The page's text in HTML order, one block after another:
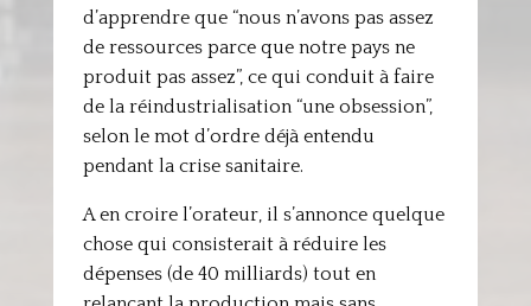
d’apprendre que “nous n’avons pas assez
de ressources parce que notre pays ne
produit pas assez”, ce qui conduit à faire
de la réindustrialisation “une obsession”,
selon le mot d’ordre déjà entendu
pendant la crise sanitaire.
A en croire l’orateur, il s’annonce quelque
chose qui consisterait à réduire les
dépenses (de 40 milliards) tout en